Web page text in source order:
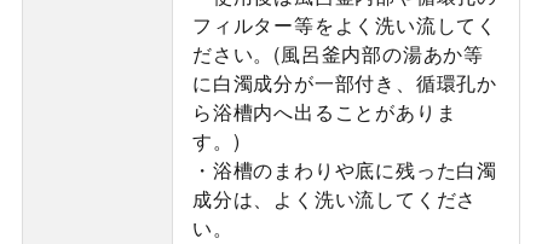
フィルター等をよく洗い流してく
ださい。(風呂釜内部の湯あか等
に白濁成分が一部付き、循環孔か
ら浴槽内へ出ることがありま
す。)
・浴槽のまわりや底に残った白濁
成分は、よく洗い流してくださ
い。